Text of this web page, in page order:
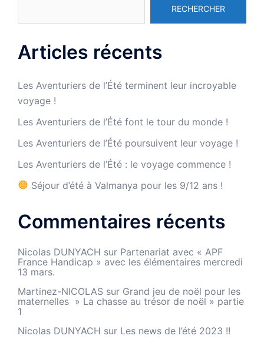
RECHERCHER
Articles récents
Les Aventuriers de l’Été terminent leur incroyable
voyage !
Les Aventuriers de l’Été font le tour du monde !
Les Aventuriers de l’Été poursuivent leur voyage !
Les Aventuriers de l’Été : le voyage commence !
Séjour d’été à Valmanya pour les 9/12 ans !
Commentaires récents
Nicolas DUNYACH sur Partenariat avec « APF
France Handicap » avec les élémentaires mercredi
13 mars.
Martinez-NICOLAS sur Grand jeu de noël pour les
maternelles » La chasse au trésor de noël » partie
1
Nicolas DUNYACH sur Les news de l’été 2023 !!